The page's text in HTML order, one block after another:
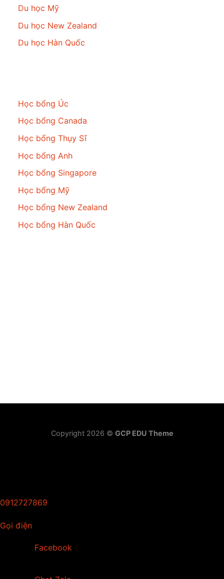
Du học Mỹ
Du học New Zealand
Du học Hàn Quốc
Học bổng Úc
Học bổng Canada
Học bổng Thụy Sĩ
Học bổng Anh
Học bổng Singapore
Học bổng Mỹ
Học bổng New Zealand
Học bổng Hàn Quốc
Copyright 2026 © GCP EDU Theme
0912727869
Gọi điện
Facebook